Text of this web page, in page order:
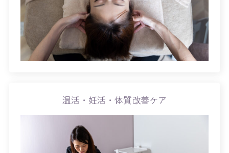
温活・妊活・体質改善ケア